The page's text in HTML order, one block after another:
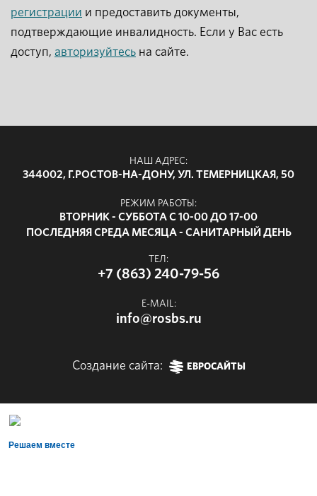
регистрации и предоставить документы,
подтверждающие инвалидность. Если у Вас есть
доступ, авторизуйтесь на сайте.
НАШ АДРЕС:
344002, Г.РОСТОВ-НА-ДОНУ, УЛ. ТЕМЕРНИЦКАЯ, 50
РЕЖИМ РАБОТЫ:
ВТОРНИК - СУББОТА С 10-00 ДО 17-00
ПОСЛЕДНЯЯ СРЕДА МЕСЯЦА - САНИТАРНЫЙ ДЕНЬ
ТЕЛ:
+7 (863) 240-79-56
E-MAIL:
info@rosbs.ru
Создание сайта: ЕВРОСАЙТЫ
Решаем вместе